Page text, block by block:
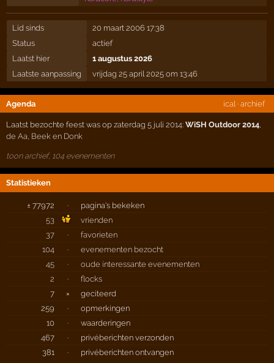
Lid sinds
20 maart 2006 17:38
Status
actief
Laatst hier
1 augustus 2026
Laatste aanpassing
vrijdag 25 april 2025 om 13:46
Agenda ical · archief
Laatst bezochte feest was op zaterdag 5 juli 2014:WiSH Outdoor 2014,
de Aa, Beek en Donk
toon archief, 104 evenementen
Statistieken
± 77972 ·
pagina's bekeken
53
vrienden
37
·
favorieten
104
·
evenementen bezocht
45
·
oude interessante evenementen
2
·
flocks
7
×
geciteerd
259
·
opmerkingen
10
·
waarderingen
467
·
privéberichten verzonden
381
· privéberichten ontvangen